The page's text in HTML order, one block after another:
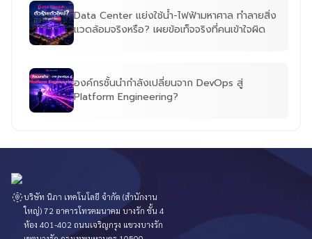
Data Center แย่งใช้น้ำ-ไฟฟ้ามหาศาล ทำลายสิ่ง
แวดล้อมจริงหรือ? เผยข้อเท็จจริงที่คนเข้าใจผิด
องค์กรชั้นนำกำลังเปลี่ยนจาก DevOps สู่
Platform Engineering?
บริษัท นิภา เทคโนโลยี จำกัด (สำนักงาน
ใหญ่) 72 อาคารโทรคมนาคม บางรัก ชั้น 4
ห้อง 401-402 ถนนเจริญกรุง แขวงบางรัก